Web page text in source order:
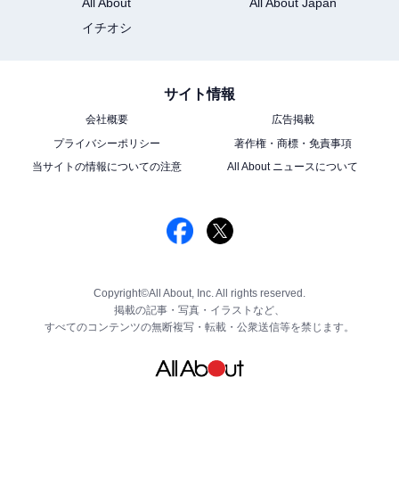
イチオシ
サイト情報
会社概要
広告掲載
プライバシーポリシー
著作権・商標・免責事項
当サイトの情報についての注意
All About ニュースについて
Copyright©All About, Inc. All rights reserved.
掲載の記事・写真・イラストなど、
すべてのコンテンツの無断複写・転載・公衆送信等を禁じます。